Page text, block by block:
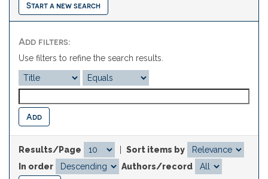
Start a new search
Add filters:
Use filters to refine the search results.
Results/Page
Sort items by
In order
Authors/record